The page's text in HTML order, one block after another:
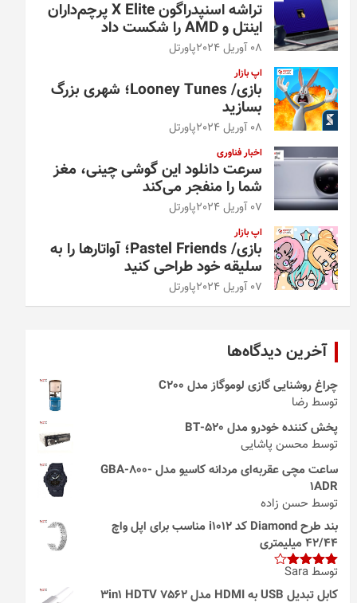
تراشه اسنپدراگون X Elite پرچم‌داران
اینتل و AMD را شکست داد
08 آوریل 2024 پاورتل
اپ بازار
بازی/ Looney Tunes؛ شهری بزرگ
بسازید
08 آوریل 2024 پاورتل
اخبار فناوری
سرعت دانلود این گوشی چینی، مغز
شما را منفجر می‌کند
07 آوریل 2024 پاورتل
اپ بازار
بازی/ Pastel Friends؛ آواتارها را به
سلیقه خود طراحی کنید
07 آوریل 2024 پاورتل
آخرین دیدگاه‌ها
چراغ روشنایی گازی لوموگاز مدل C200
توسط رضا
پخش کننده خودرو مدل 520-BT
توسط محسن پاشایی
ساعت مچی عقربه‌ای مردانه کاسیو مدل GBA-800-
1ADR
توسط حسن زاده
بند طرح Diamond کد i1012 مناسب برای اپل واچ
42/44 میلیمتری
امتیاز4
از 5
توسط Sara
کابل تبدیل USB به HDMI مدل 3in1 HDTV 7562